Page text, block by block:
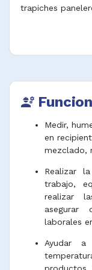
trapiches
engineering
Medir,
en
mezclado,
Realizar
trabajo,
realizar
laborales
Ayudar
productos